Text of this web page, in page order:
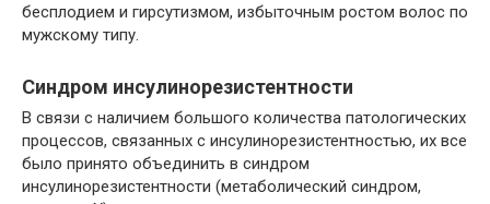
бесплодием и гирсутизмом, избыточным ростом волос по
мужскому типу.
Синдром инсулинорезистентности
В связи с наличием большого количества патологических
процессов, связанных с инсулинорезистентностью, их все
было принято объединить в синдром
инсулинорезистентности (метаболический синдром,